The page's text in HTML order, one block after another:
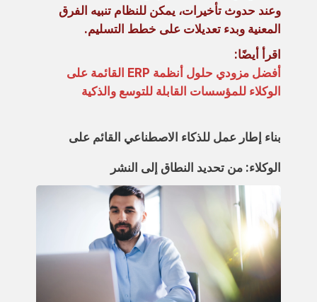
وعند حدوث تأخيرات، يمكن للنظام تنبيه الفرق
المعنية وبدء تعديلات على خطط التسليم.
اقرأ أيضًا:
أفضل مزودي حلول أنظمة ERP القائمة على
الوكلاء للمؤسسات القابلة للتوسع والذكية
بناء إطار عمل للذكاء الاصطناعي القائم على
الوكلاء: من تحديد النطاق إلى النشر